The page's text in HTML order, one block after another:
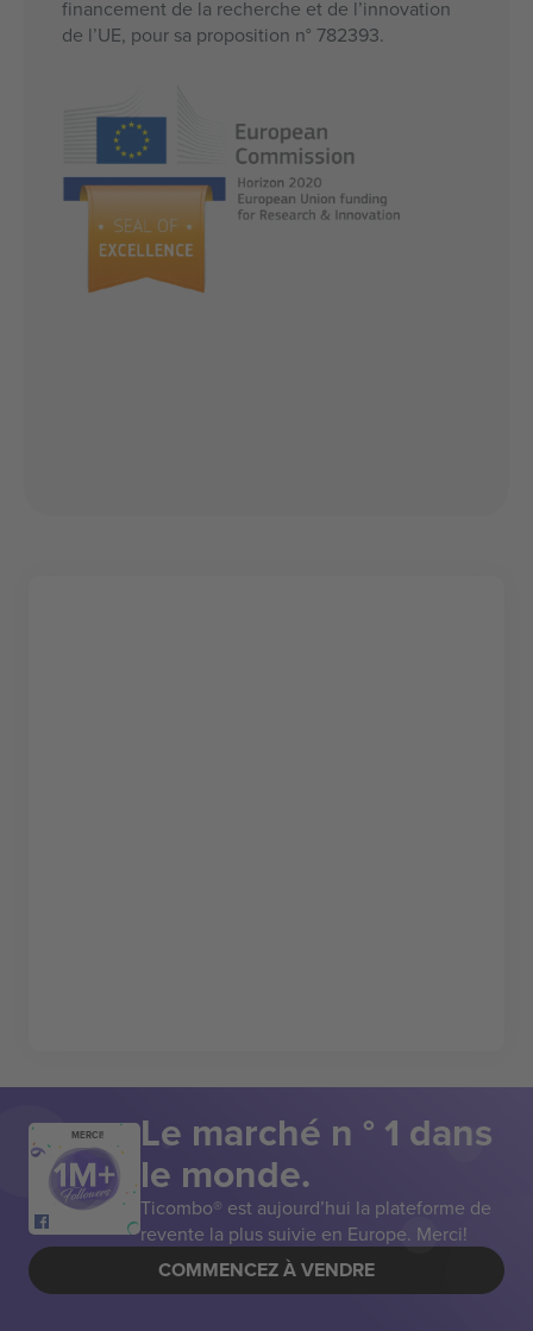
financement de la recherche et de l’innovation
de l’UE, pour sa proposition n° 782393.
MERCI! Le marché n ° 1 dans
le monde.
Ticombo® est aujourd’hui la plateforme de
revente la plus suivie en Europe. Merci!
COMMENCEZ À VENDRE